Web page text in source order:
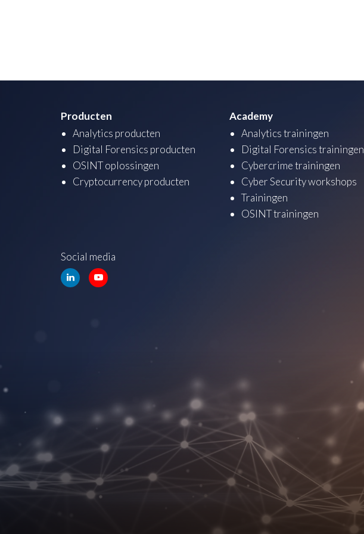
Producten
Analytics producten
Digital Forensics producten
OSINT oplossingen
Cryptocurrency producten
Academy
Analytics trainingen
Digital Forensics trainingen
Cybercrime trainingen
Cyber Security workshops
Trainingen
OSINT trainingen
Social media